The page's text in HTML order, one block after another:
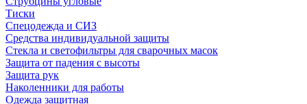
Тиски
Спецодежда и СИЗ
Средства индивидуальной защиты
Стекла и светофильтры для сварочных масок
Защита от падения с высоты
Защита рук
Наколенники для работы
Одежда защитная